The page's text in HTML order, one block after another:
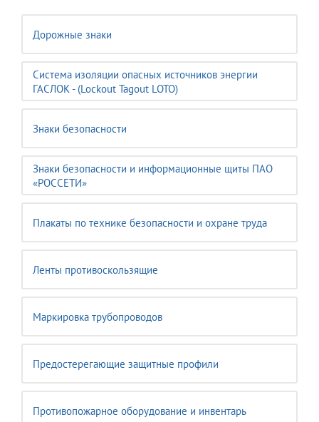
Дорожные знаки
Система изоляции опасных источников энергии
ГАСЛОК - (Lockout Tagout LOTO)
Знаки безопасности
Знаки безопасности и информационные щиты ПАО
«РОССЕТИ»
Плакаты по технике безопасности и охране труда
Ленты противоскользящие
Маркировка трубопроводов
Предостерегающие защитные профили
Противопожарное оборудование и инвентарь